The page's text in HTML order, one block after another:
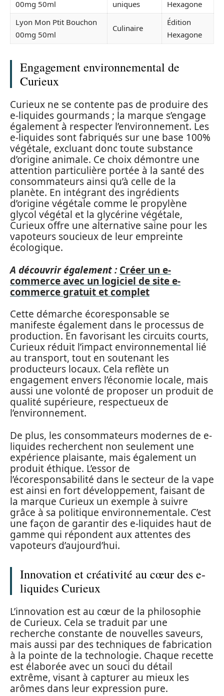
00mg 50ml uniques
Hexagone
Lyon Mon Ptit Bouchon
00mg 50ml
Culinaire
Édition
Hexagone
Engagement environnemental de
Curieux
Curieux ne se contente pas de produire des
e-liquides gourmands ; la marque s’engage
également à respecter l’environnement. Les
e-liquides sont fabriqués sur une base 100%
végétale, excluant donc toute substance
d’origine animale. Ce choix démontre une
attention particulière portée à la santé des
consommateurs ainsi qu’à celle de la
planète. En intégrant des ingrédients
d’origine végétale comme le propylène
glycol végétal et la glycérine végétale,
Curieux offre une alternative saine pour les
vapoteurs soucieux de leur empreinte
écologique.
A découvrir également : Créer un e-
commerce avec un logiciel de site e-
commerce gratuit et complet
Cette démarche écoresponsable se
manifeste également dans le processus de
production. En favorisant les circuits courts,
Curieux réduit l’impact environnemental lié
au transport, tout en soutenant les
producteurs locaux. Cela reflète un
engagement envers l’économie locale, mais
aussi une volonté de proposer un produit de
qualité supérieure, respectueux de
l’environnement.
De plus, les consommateurs modernes de e-
liquides recherchent non seulement une
expérience plaisante, mais également un
produit éthique. L’essor de
l’écoresponsabilité dans le secteur de la vape
est ainsi en fort développement, faisant de
la marque Curieux un exemple à suivre
grâce à sa politique environnementale. C’est
une façon de garantir des e-liquides haut de
gamme qui répondent aux attentes des
vapoteurs d’aujourd’hui.
Innovation et créativité au cœur des e-
liquides Curieux
L’innovation est au cœur de la philosophie
de Curieux. Cela se traduit par une
recherche constante de nouvelles saveurs,
mais aussi par des techniques de fabrication
à la pointe de la technologie. Chaque recette
est élaborée avec un souci du détail
extrême, visant à capturer au mieux les
arômes dans leur expression pure.